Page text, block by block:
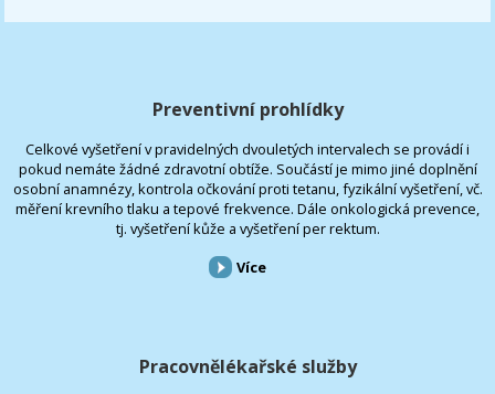
Preventivní prohlídky
Celkové vyšetření v pravidelných dvouletých intervalech se provádí i
pokud nemáte žádné zdravotní obtíže. Součástí je mimo jiné doplnění
osobní anamnézy, kontrola očkování proti tetanu, fyzikální vyšetření, vč.
měření krevního tlaku a tepové frekvence. Dále onkologická prevence,
tj. vyšetření kůže a vyšetření per rektum.
Více
Pracovnělékařské služby